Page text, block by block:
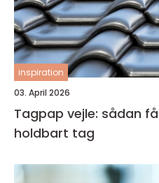
inspiration
03. April 2026
Tagpap vejle: sådan
holdbart tag